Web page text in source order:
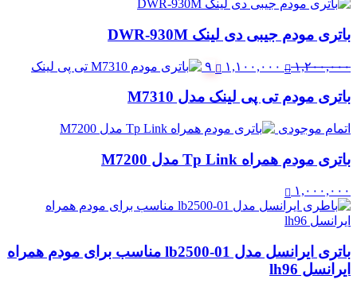
باتری مودم جیبی دی لینک DWR-930M
۱,۲۰۰,۰۰۰
قیمت
۱,۲۰۰,۰۰۰ تومان
۱,۱۰۰,۰۰۰
قیمت
۱,۱۰۰,۰۰۰ تومان.
۹
باتری مودم تی پی لینک مدل M7310
اتمام موجودی
باتری مودم همراه Tp Link مدل M7200
۱,۰۰۰,۰۰۰
باتری ایرانسل مدل lb2500-01 مناسب برای مودم همراه
ایرانسل lh96